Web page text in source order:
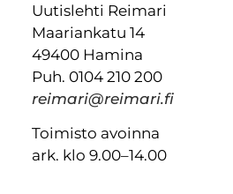
Uutislehti Reimari
Maariankatu 14
49400 Hamina
Puh. 0104 210 200
reimari@reimari.fi
Toimisto avoinna
ark. klo 9.00–14.00